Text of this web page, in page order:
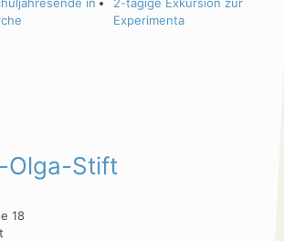
Experimenta
Olga-Stift
18